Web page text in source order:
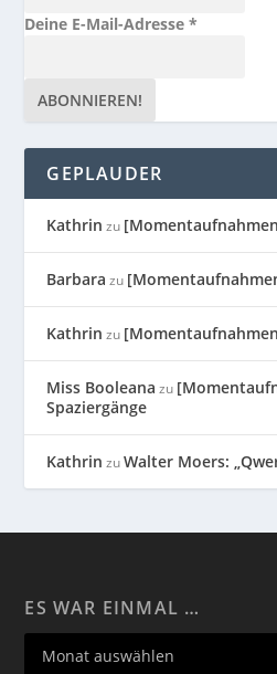
Deine E-Mail-Adresse*
GEPLAUDER
Kathrin zu
Barbara zu
Kathrin zu
Miss Booleana zu
Spaziergänge
Kathrin zuWalter Moers:
ES WAR EINMAL …